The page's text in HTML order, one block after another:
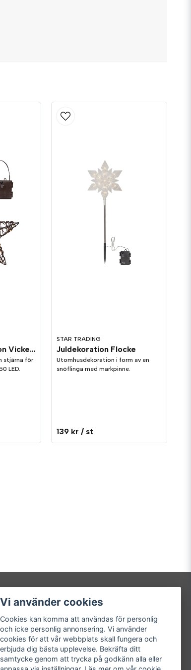
Utomhusdekoration Vicke Star 30cm
stjärna för
LED.
STAR TRADING
Juldekoration Flocke
Utomhusdekoration i form av en
snöflinga med markpinne.
139 kr / st
Mitt konto
Logga in
Registrera dig
Glömt lösenord?
Vi använder cookies
Cookies kan komma att användas för personlig
och icke personlig annonsering. Vi använder
cookies för att vår webbplats skall fungera och
erbjuda dig bästa upplevelse. Bekräfta ditt
samtycke genom att trycka på godkänn alla eller